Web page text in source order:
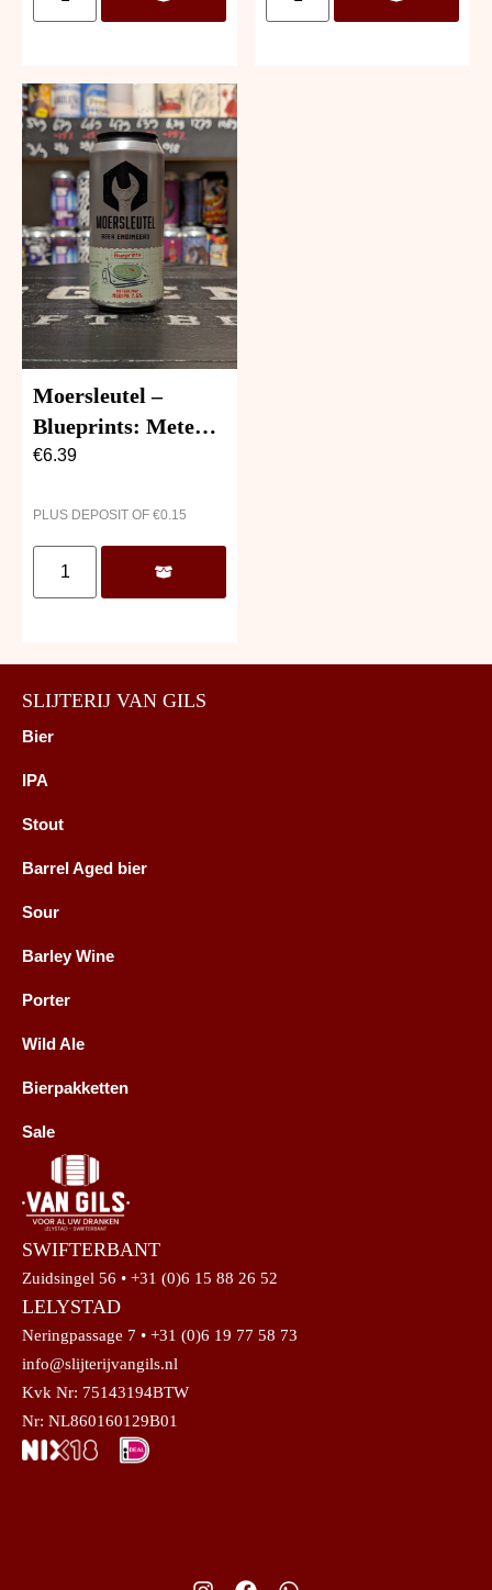
Moersleutel –
Blueprints: Meteor
Map
€6.39
PLUS DEPOSIT OF €0.15
SLIJTERIJ VAN GILS
Bier
IPA
Stout
Barrel Aged bier
Sour
Barley Wine
Porter
Wild Ale
Bierpakketten
Sale
SWIFTERBANT
Zuidsingel 56 • +31 (0)6 15 88 26 52
LELYSTAD
Neringpassage 7 • +31 (0)6 19 77 58 73
info@slijterijvangils.nl
Kvk Nr: 75143194BTW
Nr: NL860160129B01